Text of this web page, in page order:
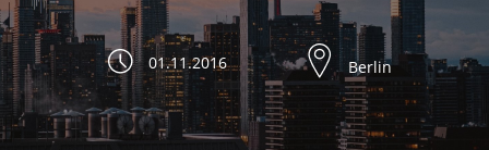
01.11.2016 Berlin